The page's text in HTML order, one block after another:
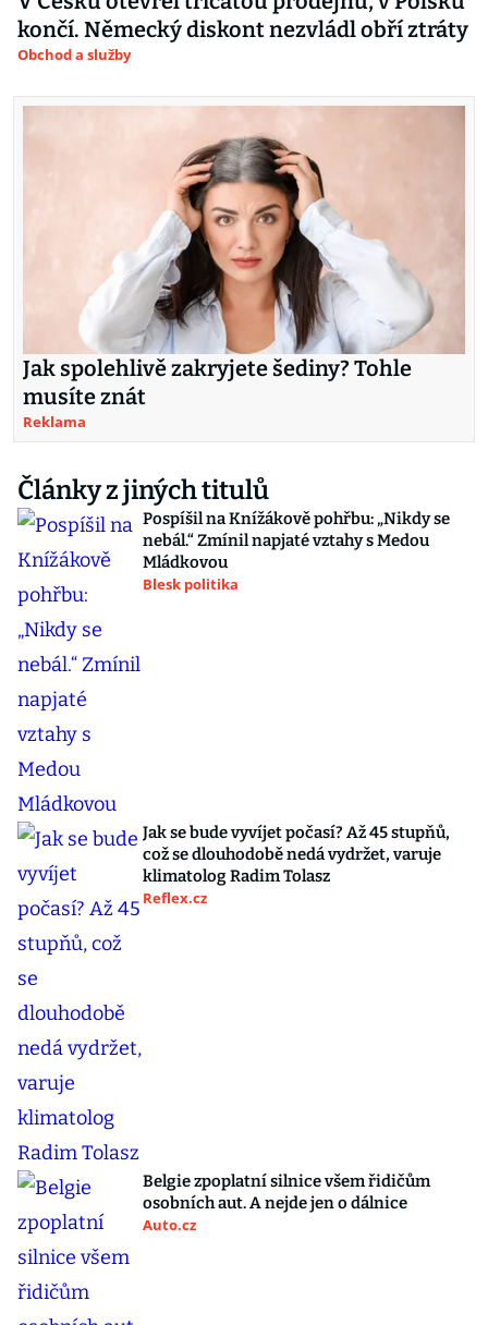
končí. Německý diskont nezvládl obří ztráty
Obchod a služby
Jak spolehlivě zakryjete šediny? Tohle
musíte znát
Reklama
Články z jiných titulů
Pospíšil na Knížákově pohřbu: „Nikdy se
nebál.“ Zmínil napjaté vztahy s Medou
Mládkovou
Blesk politika
Jak se bude vyvíjet počasí? Až 45 stupňů,
což se dlouhodobě nedá vydržet, varuje
klimatolog Radim Tolasz
Reflex.cz
Belgie zpoplatní silnice všem řidičům
osobních aut. A nejde jen o dálnice
Auto.cz